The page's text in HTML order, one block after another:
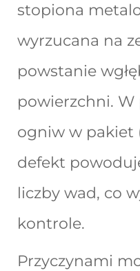
stopiona
wyrzucana na
powstanie
powierzchni.
ogniw w pakiet
defekt
liczby wad, co
kontrole.
Przyczynami